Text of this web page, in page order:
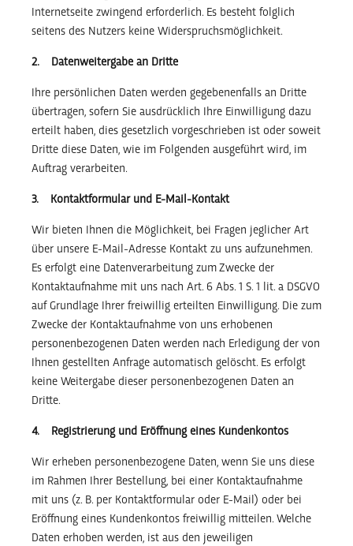
Internetseite zwingend erforderlich. Es besteht folglich
seitens des Nutzers keine Widerspruchsmöglichkeit.
2. Datenweitergabe an Dritte
Ihre persönlichen Daten werden gegebenenfalls an Dritte
übertragen, sofern Sie ausdrücklich Ihre Einwilligung dazu
erteilt haben, dies gesetzlich vorgeschrieben ist oder soweit
Dritte diese Daten, wie im Folgenden ausgeführt wird, im
Auftrag verarbeiten.
3. Kontaktformular und E-Mail-Kontakt
Wir bieten Ihnen die Möglichkeit, bei Fragen jeglicher Art
über unsere E-Mail-Adresse Kontakt zu uns aufzunehmen.
Es erfolgt eine Datenverarbeitung zum Zwecke der
Kontaktaufnahme mit uns nach Art. 6 Abs. 1 S. 1 lit. a DSGVO
auf Grundlage Ihrer freiwillig erteilten Einwilligung. Die zum
Zwecke der Kontaktaufnahme von uns erhobenen
personenbezogenen Daten werden nach Erledigung der von
Ihnen gestellten Anfrage automatisch gelöscht. Es erfolgt
keine Weitergabe dieser personenbezogenen Daten an
Dritte.
4. Registrierung und Eröffnung eines Kundenkontos
Wir erheben personenbezogene Daten, wenn Sie uns diese
im Rahmen Ihrer Bestellung, bei einer Kontaktaufnahme
mit uns (z. B. per Kontaktformular oder E-Mail) oder bei
Eröffnung eines Kundenkontos freiwillig mitteilen. Welche
Daten erhoben werden, ist aus den jeweiligen